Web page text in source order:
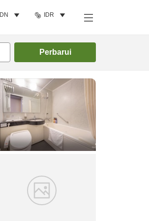
IDN IDR
Perbarui
Cari kamar